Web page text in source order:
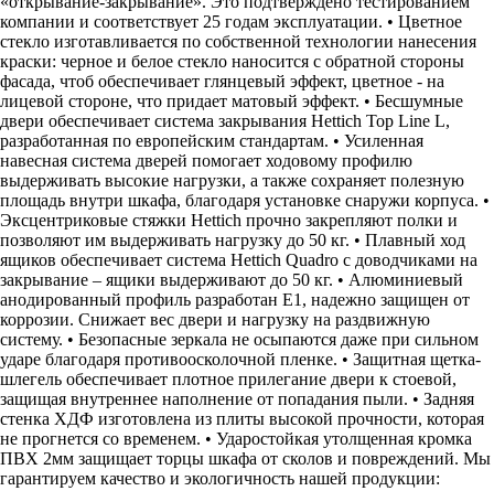
компании и соответствует 25 годам эксплуатации. • Цветное
стекло изготавливается по собственной технологии нанесения
краски: черное и белое стекло наносится с обратной стороны
фасада, чтоб обеспечивает глянцевый эффект, цветное - на
лицевой стороне, что придает матовый эффект. • Бесшумные
двери обеспечивает система закрывания Hettich Top Line L,
разработанная по европейским стандартам. • Усиленная
навесная система дверей помогает ходовому профилю
выдерживать высокие нагрузки, а также сохраняет полезную
площадь внутри шкафа, благодаря установке снаружи корпуса. •
Эксцентриковые стяжки Hettich прочно закрепляют полки и
позволяют им выдерживать нагрузку до 50 кг. • Плавный ход
ящиков обеспечивает система Hettich Quadro с доводчиками на
закрывание – ящики выдерживают до 50 кг. • Алюминиевый
анодированный профиль разработан Е1, надежно защищен от
коррозии. Снижает вес двери и нагрузку на раздвижную
систему. • Безопасные зеркала не осыпаются даже при сильном
ударе благодаря противоосколочной пленке. • Защитная щетка-
шлегель обеспечивает плотное прилегание двери к стоевой,
защищая внутреннее наполнение от попадания пыли. • Задняя
стенка ХДФ изготовлена из плиты высокой прочности, которая
не прогнется со временем. • Ударостойкая утолщенная кромка
ПВХ 2мм защищает торцы шкафа от сколов и повреждений. Мы
гарантируем качество и экологичность нашей продукции: